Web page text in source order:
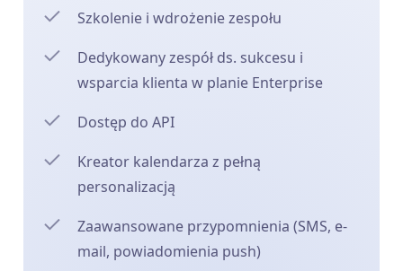
Szkolenie i wdrożenie zespołu
Dedykowany zespół ds. sukcesu i
wsparcia klienta w planie Enterprise
Dostęp do API
Kreator kalendarza z pełną
personalizacją
Zaawansowane przypomnienia (SMS, e-
mail, powiadomienia push)